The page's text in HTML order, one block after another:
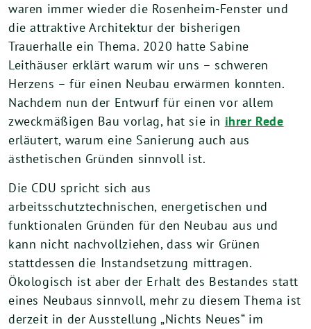
waren immer wieder die Rosenheim-Fenster und
die attraktive Architektur der bisherigen
Trauerhalle ein Thema. 2020 hatte Sabine
Leithäuser erklärt warum wir uns – schweren
Herzens – für einen Neubau erwärmen konnten.
Nachdem nun der Entwurf für einen vor allem
zweckmäßigen Bau vorlag, hat sie in ihrer Rede
erläutert, warum eine Sanierung auch aus
ästhetischen Gründen sinnvoll ist.
Die CDU spricht sich aus
arbeitsschutztechnischen, energetischen und
funktionalen Gründen für den Neubau aus und
kann nicht nachvollziehen, dass wir Grünen
stattdessen die Instandsetzung mittragen.
Ökologisch ist aber der Erhalt des Bestandes statt
eines Neubaus sinnvoll, mehr zu diesem Thema ist
derzeit in der Ausstellung „Nichts Neues“ im